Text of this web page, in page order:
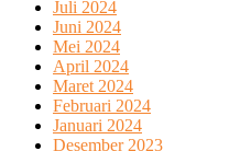
Juli 2024
Juni 2024
Mei 2024
April 2024
Maret 2024
Februari 2024
Januari 2024
Desember 2023